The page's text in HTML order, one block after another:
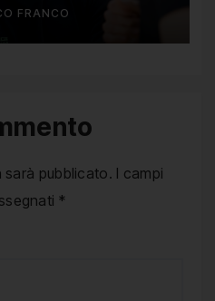
FRANCO
sarà pubblicato. I campi
*